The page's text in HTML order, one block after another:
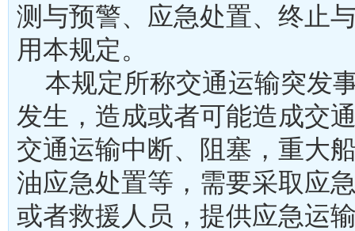
测与预警、应急处置、终止
用本规定。
本规定所称交通运输突发
发生，造成或者可能造成交
交通运输中断、阻塞，重大
油应急处置等，需要采取应
或者救援人员，提供应急运